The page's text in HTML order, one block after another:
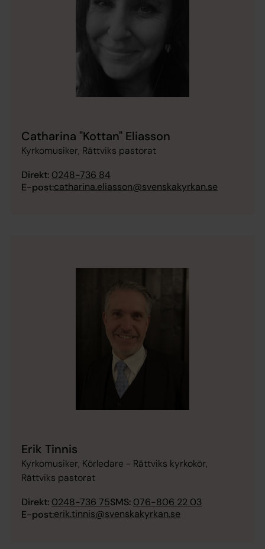
Catharina "Kottan" Eliasson
Kyrkomusiker, Rättviks pastorat
Direkt: 0248-736 84
E-post:catharina.eliasson@svenskakyrkan.se
Erik Tinnis
Kyrkomusiker, Körledare - Rättviks kyrkokör,
Rättviks pastorat
Direkt: 0248-736 75SMS: 076-806 22 03
E-post:erik.tinnis@svenskakyrkan.se